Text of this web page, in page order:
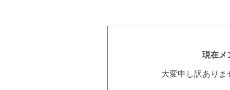
現在メ
大変申し訳あり